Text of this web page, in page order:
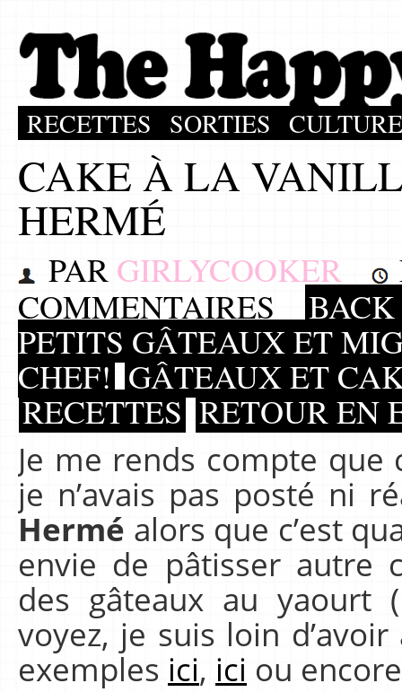
RECETTES SORTIES CULTURE
CAKE À LA
HERMÉ
PAR GIRLYCOOKER
COMMENTAIRES
PETITS GÂTEAUX ET
CHEF! GÂTEAUX ET
RECETTES RETOUR EN
Je me rends compte
je n’avais pas posté ni
Hermé alors que c’est
envie de pâtisser autre
des gâteaux au yaourt
voyez, je suis loin
exemples ici, ici ou